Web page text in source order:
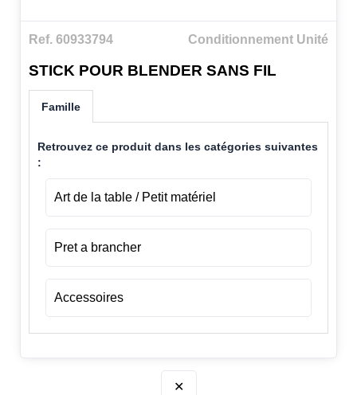
Ref. 60933794 Conditionnement Unité
STICK POUR BLENDER SANS FIL
Famille
Retrouvez ce produit dans les catégories suivantes
:
Art de la table / Petit matériel
Pret a brancher
Accessoires
✕